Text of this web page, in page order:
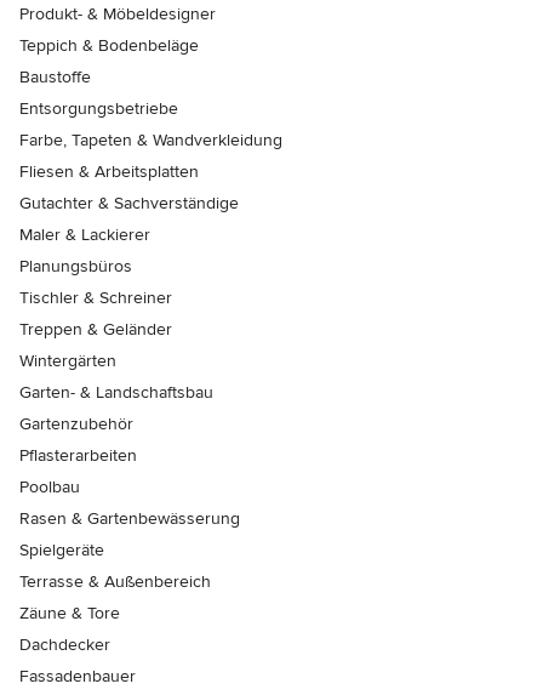
Produkt- & Möbeldesigner
Teppich & Bodenbeläge
Baustoffe
Entsorgungsbetriebe
Farbe, Tapeten & Wandverkleidung
Fliesen & Arbeitsplatten
Gutachter & Sachverständige
Maler & Lackierer
Planungsbüros
Tischler & Schreiner
Treppen & Geländer
Wintergärten
Garten- & Landschaftsbau
Gartenzubehör
Pflasterarbeiten
Poolbau
Rasen & Gartenbewässerung
Spielgeräte
Terrasse & Außenbereich
Zäune & Tore
Dachdecker
Fassadenbauer